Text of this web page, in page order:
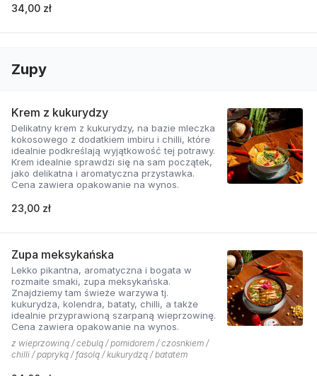
34,00 zł
Zupy
Krem z kukurydzy
Delikatny krem z kukurydzy, na bazie mleczka
kokosowego z dodatkiem imbiru i chilli, które
idealnie podkreślają wyjątkowość tej potrawy.
Krem idealnie sprawdzi się na sam początek,
jako delikatna i aromatyczna przystawka.
Cena zawiera opakowanie na wynos.
23,00 zł
Zupa meksykańska
Lekko pikantna, aromatyczna i bogata w
rozmaite smaki, zupa meksykańska.
Znajdziemy tam świeże warzywa tj.
kukurydza, kolendra, bataty, chilli, a także
idealnie przyprawioną szarpaną wieprzowinę.
Cena zawiera opakowanie na wynos.
z wieprzowiną / cebulą / pomidorem / czosnkiem /
chilli / papryką / fasolą / kukurydzą / batatem